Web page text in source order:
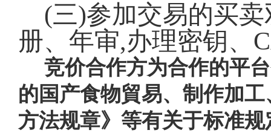
(三)参加交易的买
册、年审,办理密钥、
竞价合作方为合作的平
的国产食物貿易、制作加
方法规章》等有关于标准